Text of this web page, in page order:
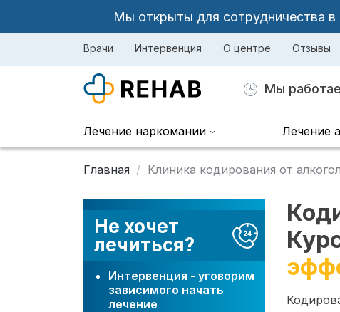
Мы открыты для сотрудничества в
Врачи Интервенция О центре Отзывы
Мы
Лечение наркомании Лечение
Главная Клиника кодирования от
Не хочет
лечиться?
Интервенция - уговорим
зависимого начать
лечение